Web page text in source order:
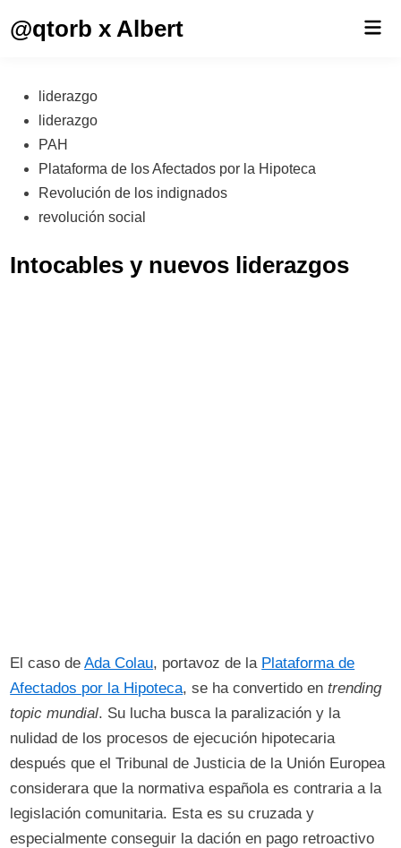
@qtorb x Albert
Publicado
en
liderazgo
liderazgo
PAH
Plataforma de los Afectados por la Hipoteca
Revolución de los indignados
revolución social
Intocables y nuevos liderazgos
El caso deAda Colau, portavoz de la Plataforma de
Afectados por la Hipoteca, se ha convertido entrending
topic mundial. Su lucha busca la paralización y la
nulidad de los procesos de ejecución hipotecaria
después que el Tribunal de Justicia de la Unión Europea
considerara que la normativa española es contraria a la
legislación comunitaria. Esta es su cruzada y
especialmente conseguir la dación en pago retroactivo